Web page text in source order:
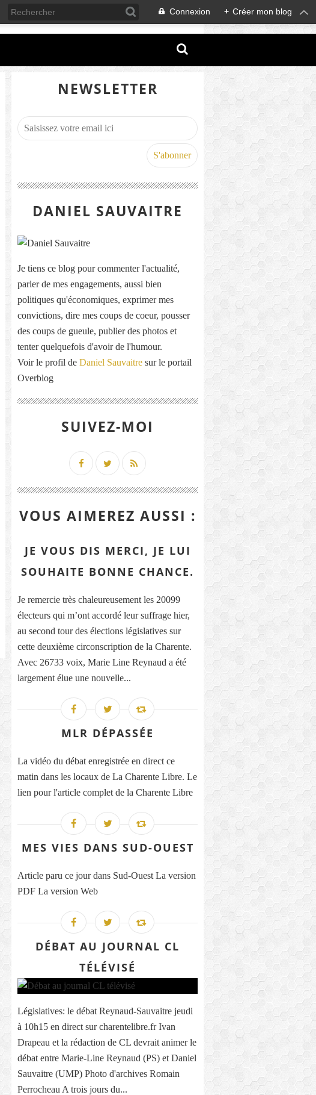
Connexion + Créer mon blog
NEWSLETTER
DANIEL SAUVAITRE
Je tiens ce blog pour commenter l'actualité,
parler de mes engagements, aussi bien
politiques qu'économiques, exprimer mes
convictions, dire mes coups de coeur, pousser
des coups de gueule, publier des photos et
tenter quelquefois d'avoir de l'humour.
Voir le profil de Daniel Sauvaitre sur le portail
Overblog
SUIVEZ-MOI
VOUS AIMEREZ AUSSI :
JE VOUS DIS MERCI, JE LUI
SOUHAITE BONNE CHANCE.
Je remercie très chaleureusement les 20099
électeurs qui m’ont accordé leur suffrage hier,
au second tour des élections législatives sur
cette deuxième circonscription de la Charente.
Avec 26733 voix, Marie Line Reynaud a été
largement élue une nouvelle...
MLR DÉPASSÉE
La vidéo du débat enregistrée en direct ce
matin dans les locaux de La Charente Libre. Le
lien pour l'article complet de la Charente Libre
MES VIES DANS SUD-OUEST
Article paru ce jour dans Sud-Ouest La version
PDF La version Web
DÉBAT AU JOURNAL CL
TÉLÉVISÉ
Législatives: le débat Reynaud-Sauvaitre jeudi
à 10h15 en direct sur charentelibre.fr Ivan
Drapeau et la rédaction de CL devrait animer le
débat entre Marie-Line Reynaud (PS) et Daniel
Sauvaitre (UMP) Photo d'archives Romain
Perrocheau A trois jours du...